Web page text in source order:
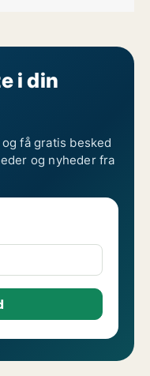
i din
få gratis besked
og nyheder fra